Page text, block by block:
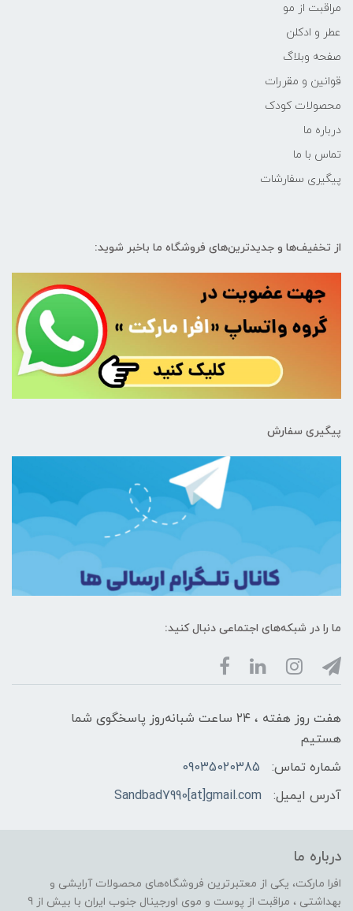
مراقبت از مو
عطر و ادکلن
صفحه وبلاگ
قوانین و مقررات
محصولات کودک
درباره ما
تماس با ما
پیگیری سفارشات
از تخفیف‌ها و جدیدترین‌های فروشگاه ما باخبر شوید:
پیگیری سفارش
ما را در شبکه‌های اجتماعی دنبال کنید:
هفت روز هفته ، ۲۴ ساعت شبانه‌روز پاسخگوی شما
هستیم
شماره تماس:
09035020385
آدرس ایمیل:
Sandbad7990[at]gmail.com
درباره ما
افرا مارکت، یکی از معتبرترین فروشگاه‌های محصولات آرایشی و
بهداشتی ، مراقبت از پوست و موی اورجینال جنوب ایران با بیش از 9